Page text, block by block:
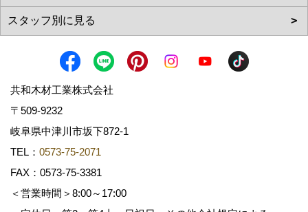
共和木材工業株式会社
〒509-9232
岐阜県中津川市坂下872‐1
TEL： 0573-75-2071
FAX：0573-75-3381
＜営業時間＞8:00～17:00